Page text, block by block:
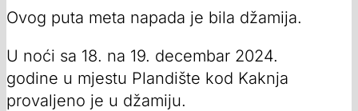
Ovog puta meta napada je bila džamija.
U noći sa 18. na 19. decembar 2024.
godine u mjestu Plandište kod Kaknja
provaljeno je u džamiju.